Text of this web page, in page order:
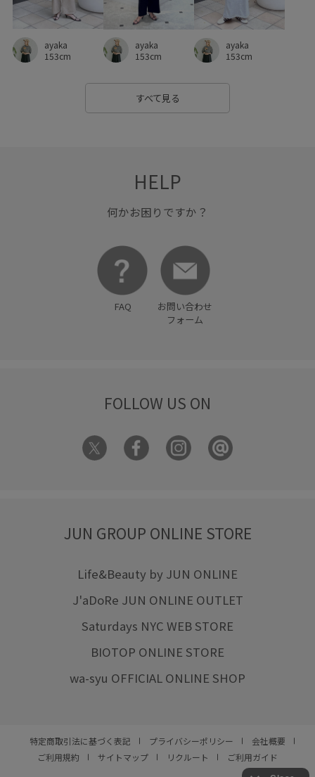
ayaka
153cm
ayaka
153cm
ayaka
153cm
すべて見る
HELP
何かお困りですか？
FAQ
お問い合わせ
フォーム
FOLLOW US ON
JUN GROUP ONLINE STORE
Life&Beauty by JUN ONLINE
J'aDoRe JUN ONLINE OUTLET
Saturdays NYC WEB STORE
BIOTOP ONLINE STORE
wa-syu OFFICIAL ONLINE SHOP
特定商取引法に基づく表記 プライバシーポリシー
会社概要
ご利用規約
サイトマップ リクルート ご利用ガイド